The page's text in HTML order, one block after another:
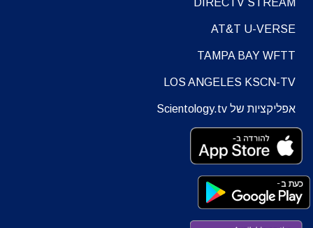
DIRECTV STREAM
AT&T U-VERSE
TAMPA BAY WFTT
LOS ANGELES KSCN-TV
אפליקציות של Scientology.tv